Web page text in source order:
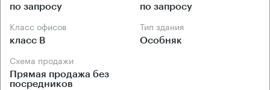
по запросу по запросу
Класс офисов
класс B
Тип здания
Особняк
Схема продажи
Прямая продажа без
посредников